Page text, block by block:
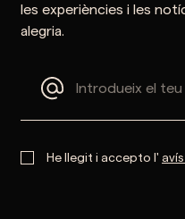
les experiències i les
alegria.
He llegit i accepto l'